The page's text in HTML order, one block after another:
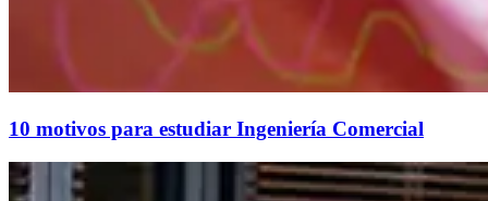
10 motivos para estudiar Ingeniería Comercial